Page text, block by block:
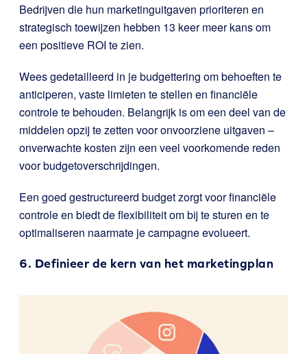
Bedrijven die hun marketinguitgaven prioriteren en
strategisch toewijzen hebben 13 keer meer kans om
een positieve ROI te zien.
Wees gedetailleerd in je budgettering om behoeften te
anticiperen, vaste limieten te stellen en financiële
controle te behouden. Belangrijk is om een deel van de
middelen opzij te zetten voor onvoorziene uitgaven –
onverwachte kosten zijn een veel voorkomende reden
voor budgetoverschrijdingen.
Een goed gestructureerd budget zorgt voor financiële
controle en biedt de flexibiliteit om bij te sturen en te
optimaliseren naarmate je campagne evolueert.
6. Definieer de kern van het marketingplan